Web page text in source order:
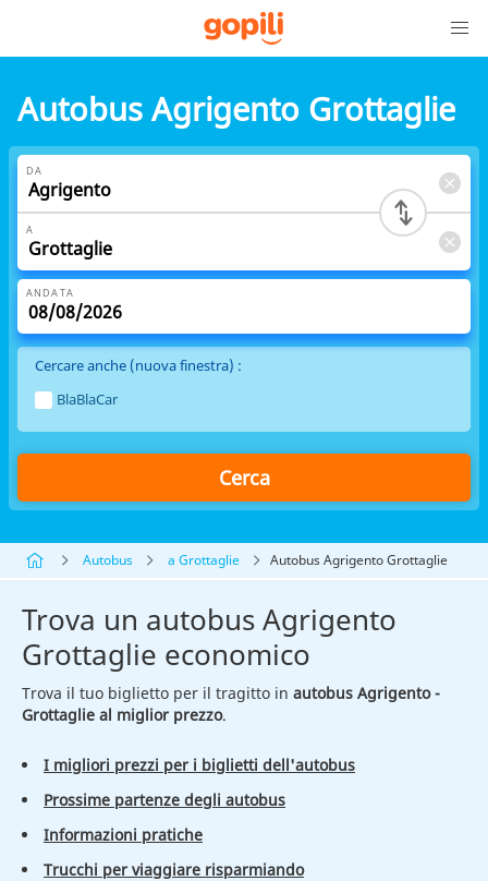
Autobus Agrigento Grottaglie
DA
A
ANDATA
Cercare anche (nuova finestra) :
BlaBlaCar
Cerca
Autobus a Grottaglie Autobus Agrigento Grottaglie
Trova un autobus Agrigento
Grottaglie economico
Trova il tuo biglietto per il tragitto in autobus Agrigento -
Grottaglie al miglior prezzo.
I migliori prezzi per i biglietti dell'autobus
Prossime partenze degli autobus
Informazioni pratiche
Trucchi per viaggiare risparmiando